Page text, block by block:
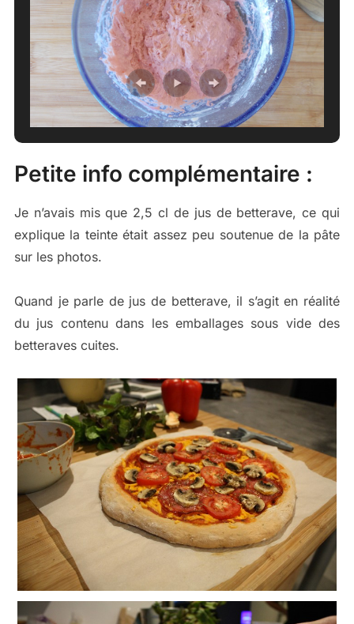
Petite info complémentaire :
Je n’avais mis que 2,5 cl de jus de betterave, ce qui
explique la teinte était assez peu soutenue de la pâte
sur les photos.
Quand je parle de jus de betterave, il s’agit en réalité
du jus contenu dans les emballages sous vide des
betteraves cuites.